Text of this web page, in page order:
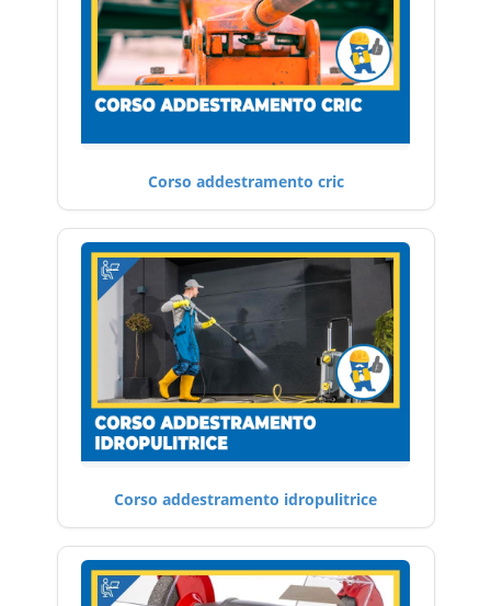
Corso addestramento cric
Corso addestramento idropulitrice